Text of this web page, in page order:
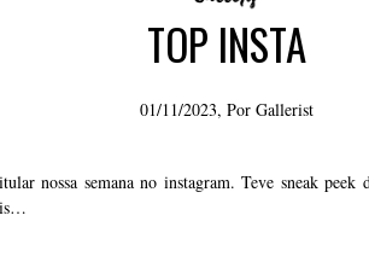
TOP INSTA
01/11/2023, Por Gallerist
nossa semana no instagram. Teve sneak peek